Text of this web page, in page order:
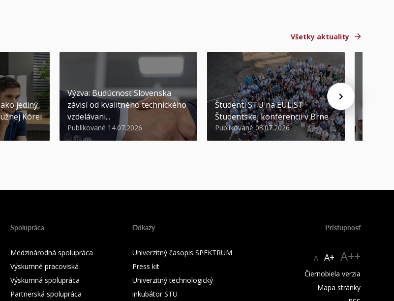
Všetky aktuality
jediný
Kórei
Výzva: Budúcnosť Slovenska
závisí od kvalitného technického
vzdelávani...
Publikované 14.07.2026
Študenti STU na EULiST
Študentskej konferencii v Brne
Publikované 03.07.2026
Spolupráca
Medzinárodná spolupráca
Výskumné pracoviská
Výskumná spolupráca
Partnerská spolupráca
Odkazy
Univerzitný časopis SPEKTRUM
Press kit
Univerzitný technologický
inkubátor STU
Prístupnosť
A A+ A++
Čiernobiela verzia
Mapa stránky